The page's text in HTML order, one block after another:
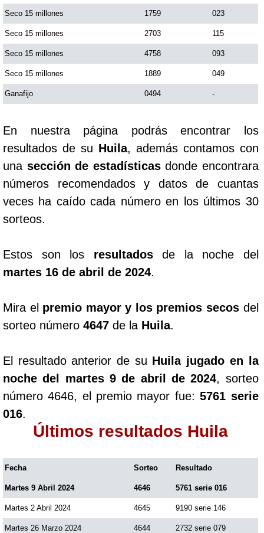
Saman de la suerte
Sinuano Día
Sinuano Noche
Super Chontico Noche
Seco 15 millones 1759 023
Seco 15 millones 2703 115
Seco 15 millones 4758 093
Seco 15 millones 1889 049
Ganafijo 0494 -
En nuestra página podrás encontrar los
resultados de su Huila, además contamos con
una sección de estadísticasdonde encontrara
números recomendados y datos de cuantas
veces ha caído cada número en los últimos 30
sorteos.
Estos son los resultadosde la noche del
martes 16 de abril de 2024.
Mira el premio mayor y los premios secosdel
sorteo número 4647 de la Huila.
El resultado anterior de su Huila jugado en la
noche del martes 9 de abril de 2024, sorteo
número 4646, el premio mayor fue:5761 serie
016.
Últimos resultados Huila
Fecha Sorteo Resultado
Martes 9 Abril 2024 4646 5761 serie 016
Martes 2 Abril 2024 4645 9190 serie 146
Martes 26 Marzo 2024 4644 2732 serie 079